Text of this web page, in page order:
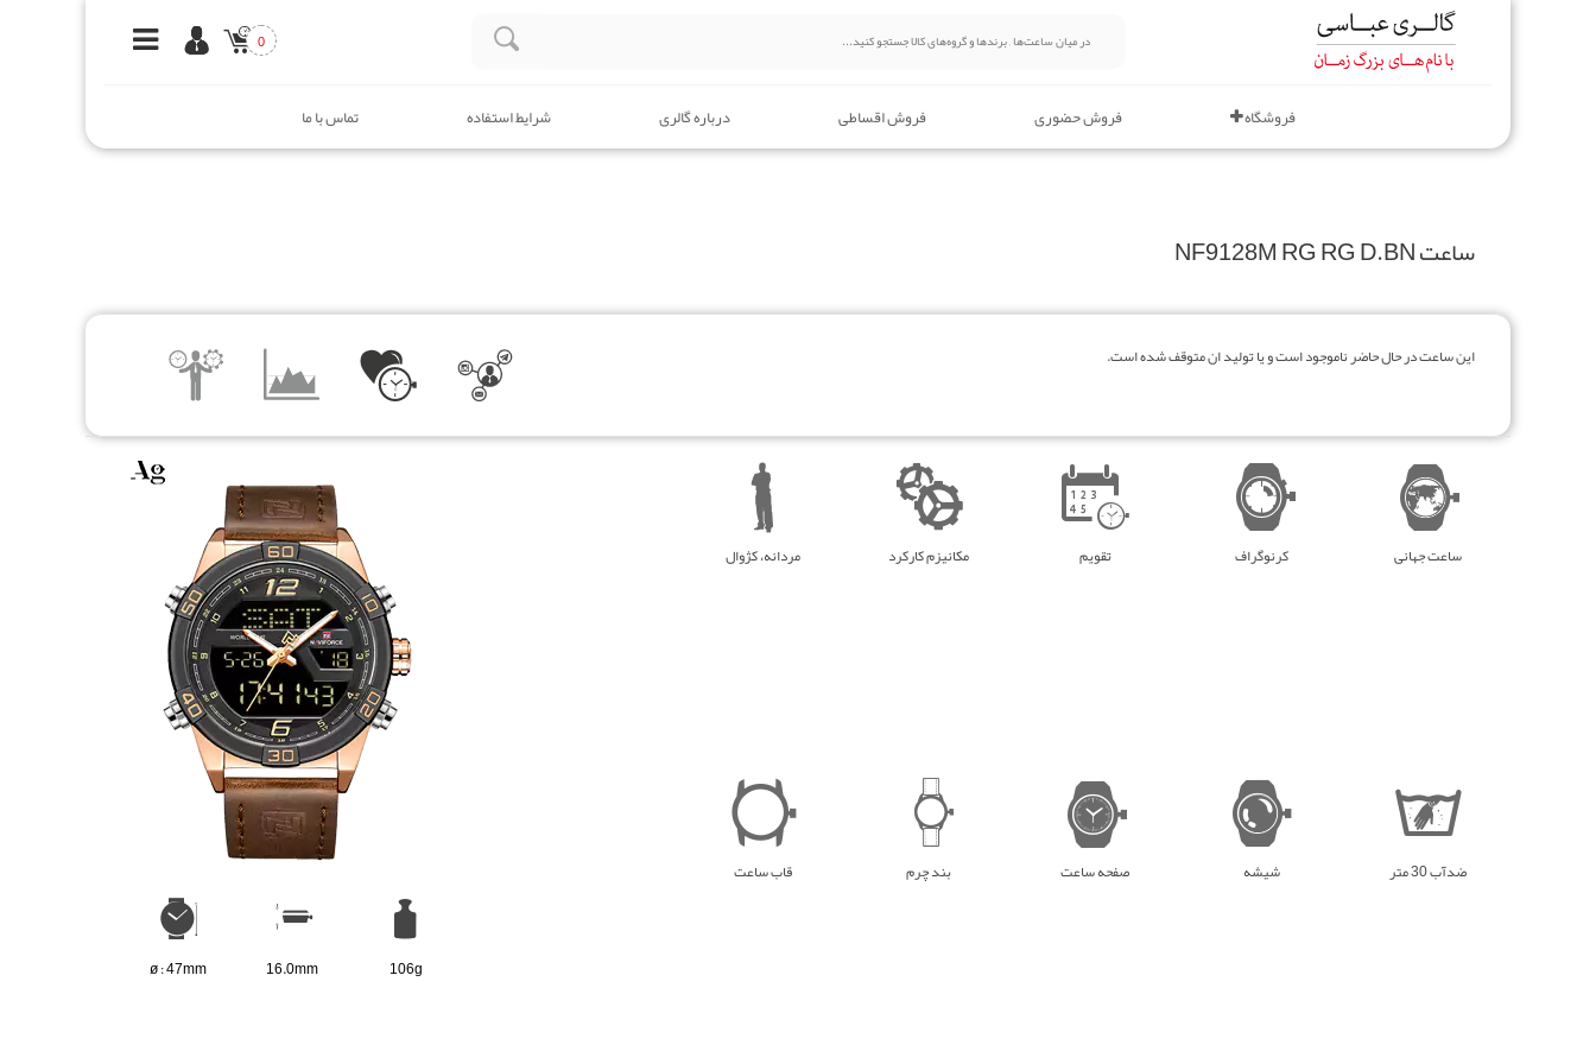
0
فروشگاه فروش حضوری فروش اقساطی درباره گالری شرایط استفاده تماس با ما
ساعت NF9128M RG RG D.BN
این ساعت در حال حاضر ناموجود است و یا تولید ان متوقف شده است.
مردانه، کژوال مکانیزم کارکرد تقویم کرنوگراف ساعت جهانی
قاب ساعت بند چرم صفحه ساعت شیشه ضدآب 30 متر
ø : 47mm 16.0mm 106g